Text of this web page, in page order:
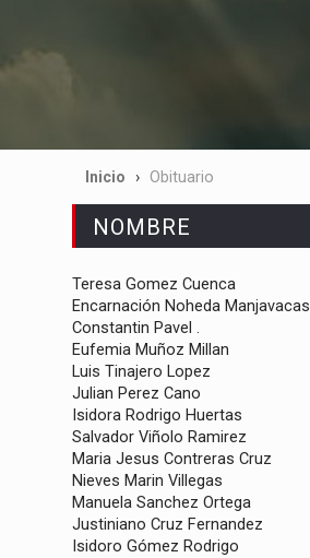
Inicio Obituario
NOMBRE
Teresa Gomez Cuenca
Encarnación Noheda Manjavacas
Constantin Pavel .
Eufemia Muñoz Millan
Luis Tinajero Lopez
Julian Perez Cano
Isidora Rodrigo Huertas
Salvador Viñolo Ramirez
Maria Jesus Contreras Cruz
Nieves Marin Villegas
Manuela Sanchez Ortega
Justiniano Cruz Fernandez
Isidoro Gómez Rodrigo